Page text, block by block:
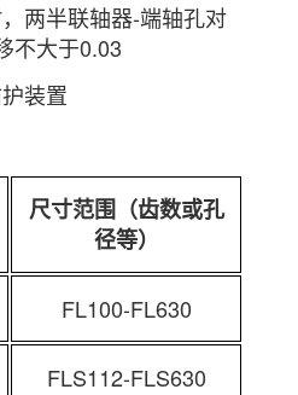
两半联轴器-端轴孔对
不大于0.03
装置
尺寸范围（齿数或孔
径等）
FL100-FL630
FLS112-FLS630